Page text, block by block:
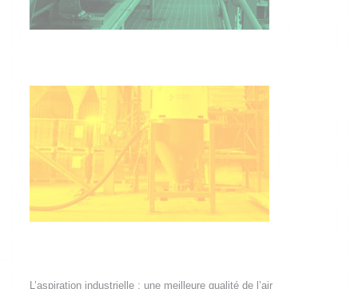
L’aspiration industrielle : une meilleure qualité de l’air